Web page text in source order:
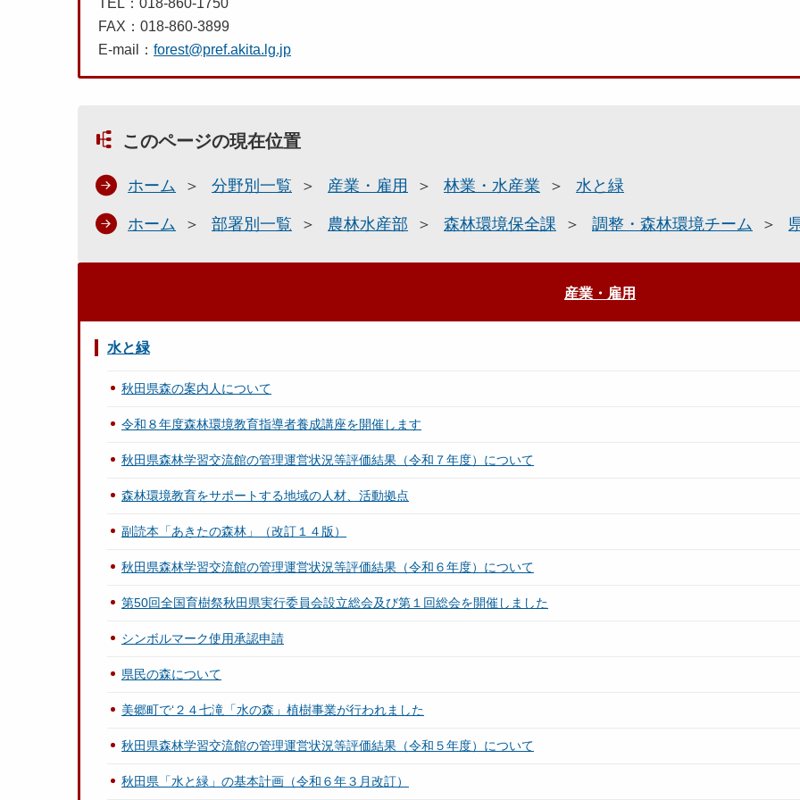
TEL：018-860-1750
FAX：018-860-3899
E-mail： forest@pref.akita.lg.jp
このページの現在位置
ホーム 分野別一覧 産業・雇用 林業・水産業 水と緑
ホーム 部署別一覧 農林水産部 森林環境保全課 調整・森林環境チーム
産業・雇用
水と緑
秋田県森の案内人について
令和８年度森林環境教育指導者養成講座を開催します
秋田県森林学習交流館の管理運営状況等評価結果（令和７年度）について
森林環境教育をサポートする地域の人材、活動拠点
副読本「あきたの森林」（改訂１４版）
秋田県森林学習交流館の管理運営状況等評価結果（令和６年度）について
第50回全国育樹祭秋田県実行委員会設立総会及び第１回総会を開催しました
シンボルマーク使用承認申請
県民の森について
美郷町で‘２４七滝「水の森」植樹事業が行われました
秋田県森林学習交流館の管理運営状況等評価結果（令和５年度）について
秋田県「水と緑」の基本計画（令和６年３月改訂）